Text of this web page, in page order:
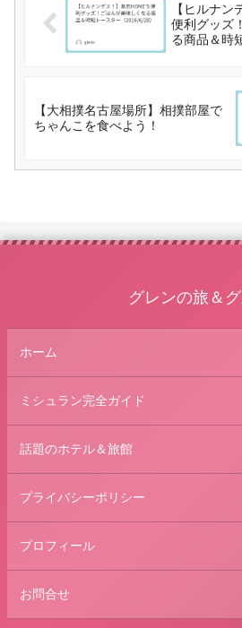
【ヒルナン
便利グッズ
る商品＆時
【大相撲名古屋場所】相撲部屋で
ちゃんこを食べよう！
グレンの旅＆
ホーム
ミシュラン完全ガイド
話題のホテル＆旅館
プライバシーポリシー
プロフィール
お問合せ